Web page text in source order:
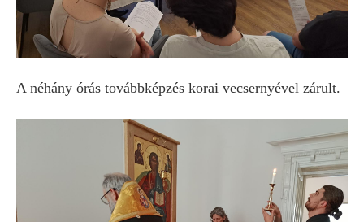
A néhány órás továbbképzés korai vecsernyével zárult.